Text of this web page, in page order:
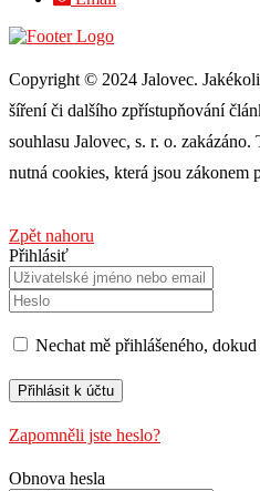
Copyright © 2024 Jalovec.
šíření či dalšího zpřístupňování
souhlasu Jalovec, s. r. o.
nutná cookies, která jsou zákonem
Zpět nahoru
Přihlásiť
Nechat mě přihlášeného,
Zapomněli jste heslo?
Obnova hesla